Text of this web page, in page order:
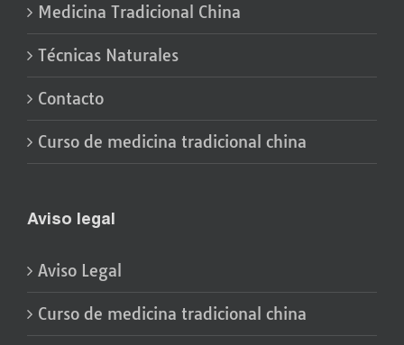
Medicina Tradicional China
Técnicas Naturales
Contacto
Curso de medicina tradicional china
Aviso legal
Aviso Legal
Curso de medicina tradicional china